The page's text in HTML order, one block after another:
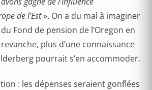
de l’Est». On a du mal à imaginer
Fond de pension de l’Oregon en
plus d’une connaissance
pourrait s’en accommoder.
: les dépenses seraient gonflées